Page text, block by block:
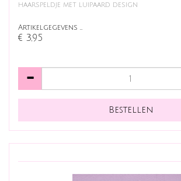
haarspeldje met luipaard design
Artikelgegevens …
€ 3,95